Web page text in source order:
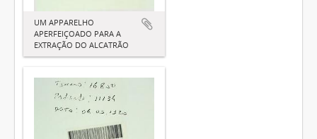
UM APPARELHO
APERFEIÇOADO PARA A
EXTRAÇÃO DO ALCATRÃO